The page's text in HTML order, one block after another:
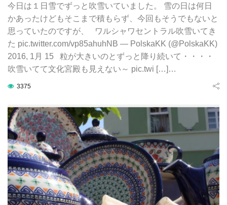
今日は１日雪でずっと吹雪いていました。 雪の日は何日
かあったけどもそこまで積もらず、今回もそうでもないと
思っていたのですが、 ワルシャワセントラル吹雪いてき
た pic.twitter.com/vp85ahuhNB — PolskaKK (@PolskaKK)
2016, 1月 15 粒が大きいのとずっと降り続いて・・・・
吹雪いてて文化宮殿も見えない～ pic.twi […]…
3375